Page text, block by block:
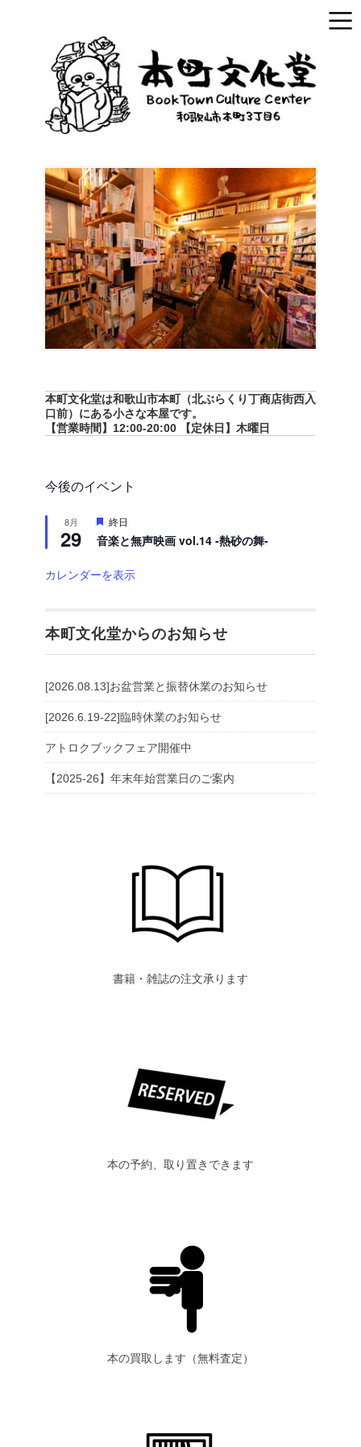
本町文化堂は和歌山市本町（北ぶらくり丁商店街西入
口前）にある小さな本屋です。
【営業時間】12:00-20:00 【定休日】木曜日
今後のイベント
8月
29
注
目
終日
音楽と無声映画 vol.14 -熱砂の舞-
カレンダーを表示
本町文化堂からのお知らせ
[2026.08.13]お盆営業と振替休業のお知らせ
[2026.6.19-22]臨時休業のお知らせ
アトロクブックフェア開催中
【2025-26】年末年始営業日のご案内
書籍・雑誌の注文承ります
本の予約、取り置きできます
本の買取します（無料査定）